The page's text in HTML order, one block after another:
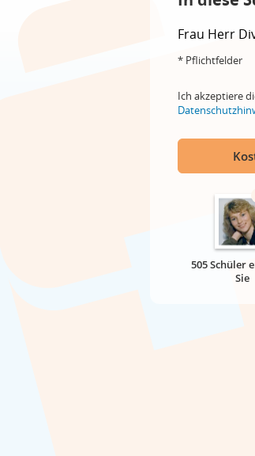
Frau Herr
* Pflichtfelder
Ich akzeptiere
505 Schüler
Sie